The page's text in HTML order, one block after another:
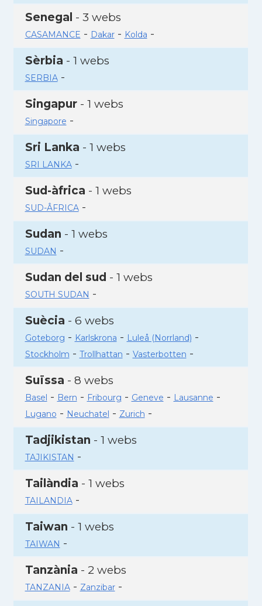
Senegal - 3 webs
CASAMANCE - Dakar- Kolda -
Sèrbia - 1 webs
SERBIA-
Singapur- 1 webs
Singapore -
Sri Lanka - 1 webs
SRI LANKA-
Sud-àfrica - 1 webs
SUD-ÂFRICA-
Sudan - 1 webs
SUDAN -
Sudan del sud - 1 webs
SOUTH SUDAN -
Suècia - 6 webs
Goteborg - Karlskrona - Luleå (Norrland) -
Stockholm - Trollhattan - Vasterbotten -
Suïssa - 8 webs
Basel - Bern - Fribourg - Geneve - Lausanne -
Lugano - Neuchatel - Zurich -
Tadjikistan - 1 webs
TAJIKISTAN -
Tailàndia - 1 webs
TAILANDIA-
Taiwan - 1 webs
TAIWAN -
Tanzània - 2 webs
TANZANIA- Zanzibar-